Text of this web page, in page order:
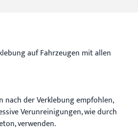
auf Fahrzeugen mit allen
nach der Verklebung empfohlen,
Verunreinigungen, wie durch
verwenden.